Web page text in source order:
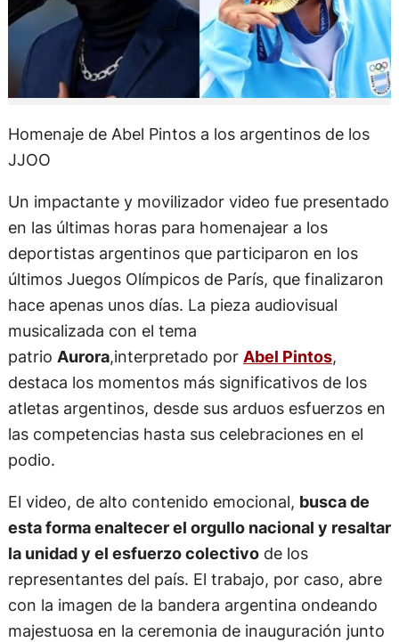
Homenaje de Abel Pintos a los argentinos de los
JJOO
Un impactante y movilizador video fue presentado
en las últimas horas para homenajear a los
deportistas argentinos que participaron en los
últimos Juegos Olímpicos de París, que finalizaron
hace apenas unos días. La pieza audiovisual
musicalizada con el tema
patrio Aurora,interpretado por Abel Pintos,
destaca los momentos más significativos de los
atletas argentinos, desde sus arduos esfuerzos en
las competencias hasta sus celebraciones en el
podio.
El video, de alto contenido emocional, busca de
esta forma enaltecer el orgullo nacional y resaltar
la unidad y el esfuerzo colectivode los
representantes del país. El trabajo, por caso, abre
con la imagen de la bandera argentina ondeando
majestuosa en la ceremonia de inauguración junto